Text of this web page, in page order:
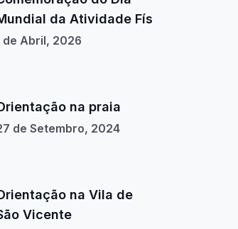
da Atividade Fís
de Abril, 2026
na praia
de Setembro, 2024
na Vila de
Vicente